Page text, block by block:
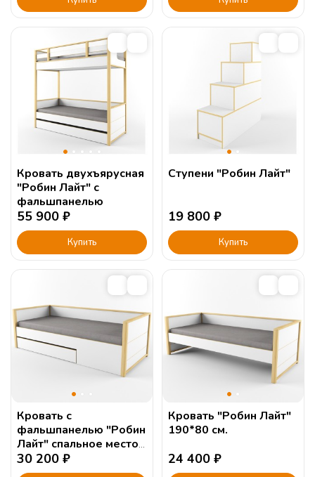
Кровать двухъярусная
"Робин Лайт" с
фальшпанелью
55 900 ₽
Купить
Ступени "Робин Лайт"
19 800 ₽
Купить
Кровать с
фальшпанелью "Робин
Лайт" спальное место
190х80
30 200 ₽
Кровать "Робин Лайт"
190*80 см.
24 400 ₽